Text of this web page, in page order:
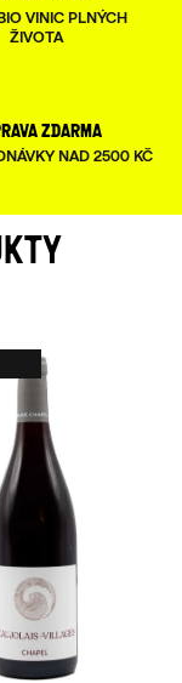
VINIC PLNÝCH
ŽIVOTA
zdarma
NAD 2500 KČ